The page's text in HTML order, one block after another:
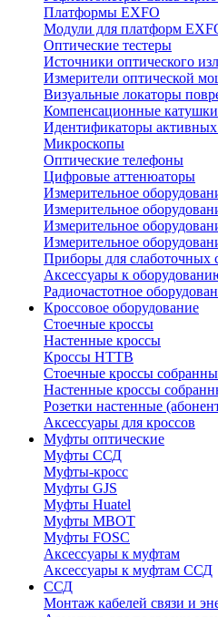
Платформы EXFO
Модули для платформ
Оптические тестеры
Источники оптического
Измерители оптической
Визуальные локаторы
Компенсационные катушки
Идентификаторы активных
Микроскопы
Оптические телефоны
Цифровые аттенюаторы
Измерительное
Измерительное
Измерительное
Измерительное
Приборы для слаботочных
Аксессуары к
Радиочастотное
Кроссовое оборудование
Стоечные кроссы
Настенные кроссы
Кроссы HTTB
Стоечные кроссы
Настенные кроссы
Розетки настенные
Аксессуары для кроссов
Муфты оптические
Муфты ССД
Муфты-кросс
Муфты GJS
Муфты Huatel
Муфты МВОТ
Муфты FOSC
Аксессуары к муфтам
Аксессуары к муфтам ССД
ССД
Монтаж кабелей связи и